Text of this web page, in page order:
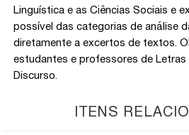
Linguística e as Ciências Sociais e
possível das categorias de análise
diretamente a excertos de textos.
estudantes e professores de
Discurso.
ITENS